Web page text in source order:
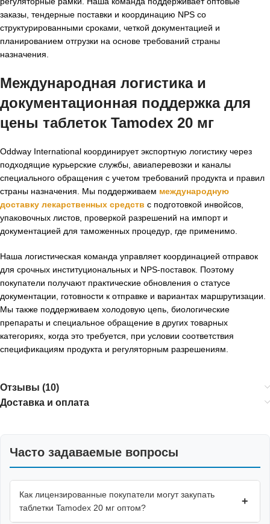
заказы, тендерные поставки и координацию NPS со
структурированными сроками, четкой документацией и
планированием отгрузки на основе требований страны
назначения.
Международная логистика и
документационная поддержка для
цены таблеток Tamodex 20 мг
Oddway International координирует экспортную логистику через
подходящие курьерские службы, авиаперевозки и каналы
специального обращения с учетом требований продукта и правил
страны назначения. Мы поддерживаем международную
доставку лекарственных средств с подготовкой инвойсов,
упаковочных листов, проверкой разрешений на импорт и
документацией для таможенных процедур, где применимо.
Наша логистическая команда управляет координацией отправок
для срочных институциональных и NPS-поставок. Поэтому
покупатели получают практические обновления о статусе
документации, готовности к отправке и вариантах маршрутизации.
Мы также поддерживаем холодовую цепь, биологические
препараты и специальное обращение в других товарных
категориях, когда это требуется, при условии соответствия
спецификациям продукта и регуляторным разрешениям.
Отзывы (10)
Доставка и оплата
Часто задаваемые вопросы
Как лицензированные покупатели могут закупать
таблетки Tamodex 20 мг оптом?
+